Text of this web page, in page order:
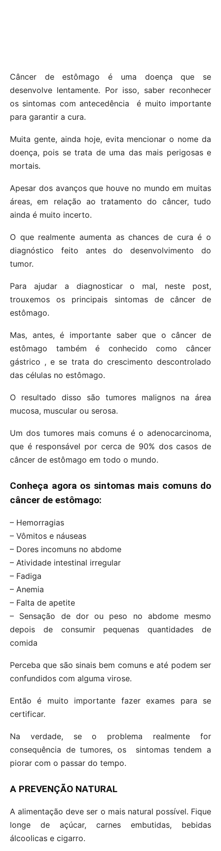
Câncer de estômago é uma doença que se
desenvolve lentamente. Por isso, saber reconhecer
os sintomas com antecedência é muito importante
para garantir a cura.
Muita gente, ainda hoje, evita mencionar o nome da
doença, pois se trata de uma das mais perigosas e
mortais.
Apesar dos avanços que houve no mundo em muitas
áreas, em relação ao tratamento do câncer, tudo
ainda é muito incerto.
O que realmente aumenta as chances de cura é o
diagnóstico feito antes do desenvolvimento do
tumor.
Para ajudar a diagnosticar o mal, neste post,
trouxemos os principais sintomas de câncer de
estômago.
Mas, antes, é importante saber que o câncer de
estômago também é conhecido como câncer
gástrico , e se trata do crescimento descontrolado
das células no estômago.
O resultado disso são tumores malignos na área
mucosa, muscular ou serosa.
Um dos tumores mais comuns é o adenocarcinoma,
que é responsável por cerca de 90% dos casos de
câncer de estômago em todo o mundo.
Conheça agora os sintomas mais comuns do
câncer de estômago:
– Hemorragias
– Vômitos e náuseas
– Dores incomuns no abdome
– Atividade intestinal irregular
– Fadiga
– Anemia
– Falta de apetite
– Sensação de dor ou peso no abdome mesmo
depois de consumir pequenas quantidades de
comida
Perceba que são sinais bem comuns e até podem ser
confundidos com alguma virose.
Então é muito importante fazer exames para se
certificar.
Na verdade, se o problema realmente for
consequência de tumores, os sintomas tendem a
piorar com o passar do tempo.
A PREVENÇÃO NATURAL
A alimentação deve ser o mais natural possível. Fique
longe de açúcar, carnes embutidas, bebidas
álcoolicas e cigarro.